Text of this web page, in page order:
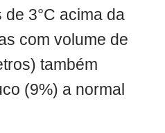
3°C acima da
com volume de
também
(9%) a normal